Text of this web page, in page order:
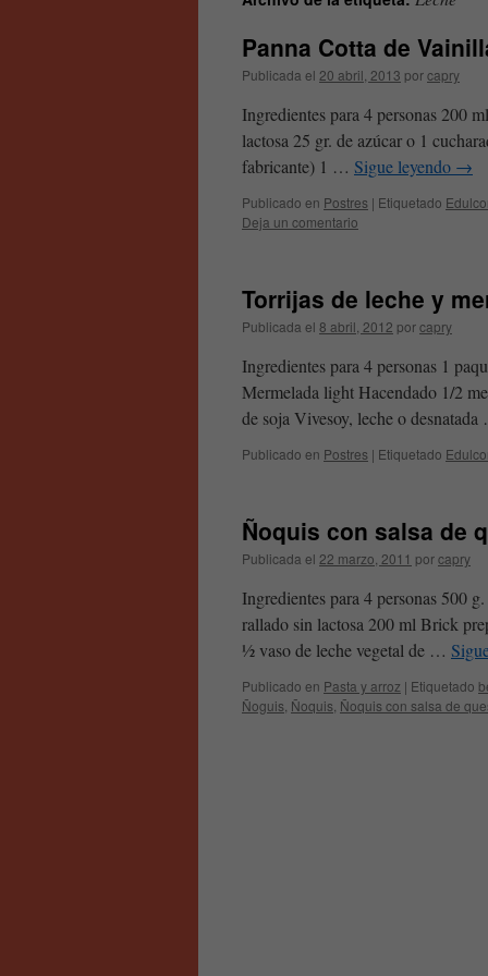
contenido
Panna Cotta de
Publicada el 20 abril, 2013 porcapry
Ingredientes para 4 personas 200
lactosa 25 gr. de azúcar o 1
fabricante) 1 … Sigue leyendo →
Publicado en Postres | Etiquetado
Deja un comentario
Torrijas de leche y
Publicada el 8 abril, 2012 porcapry
Ingredientes para 4 personas 1
Mermelada light Hacendado 1/2
de soja Vivesoy, leche o
Publicado en Postres | Etiquetado
Ñoquis con salsa de
Publicada el 22 marzo, 2011 porcapry
Ingredientes para 4 personas 500
rallado sin lactosa 200 ml Brick
½ vaso de leche vegetal de …
Publicado en Pasta y arroz | Etiquetado
Ñoguis Ñoquis Ñoquis con salsa de